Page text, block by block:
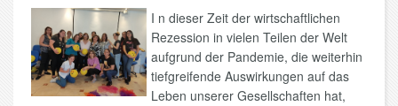
I n dieser Zeit der wirtschaftlichen
Rezession in vielen Teilen der Welt
aufgrund der Pandemie, die weiterhin
tiefgreifende Auswirkungen auf das
Leben unserer Gesellschaften hat,